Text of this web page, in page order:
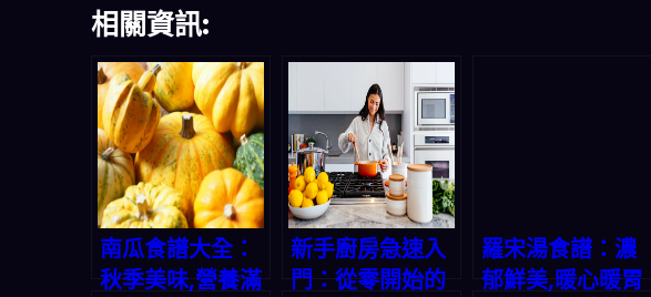
相關資訊:
南瓜食譜大全：
秋季美味,營養滿
新手廚房急速入
門：從零開始的
羅宋湯食譜：濃
郁鮮美,暖心暖胃